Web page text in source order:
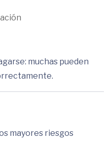
muchas pueden
mayores riesgos